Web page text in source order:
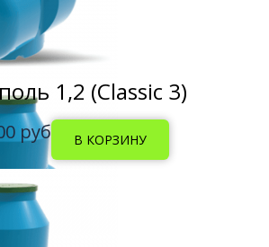
1,2 (Classic 3)
руб